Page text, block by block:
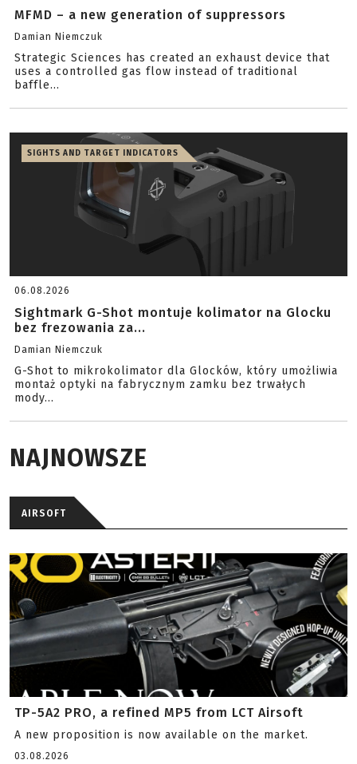
MFMD – a new generation of suppressors
Damian Niemczuk
Strategic Sciences has created an exhaust device that
uses a controlled gas flow instead of traditional
baffle...
SIGHTS AND TARGET INDICATORS
06.08.2026
Sightmark G-Shot montuje kolimator na Glocku
bez frezowania za...
Damian Niemczuk
G-Shot to mikrokolimator dla Glocków, który umożliwia
montaż optyki na fabrycznym zamku bez trwałych
mody...
NAJNOWSZE
AIRSOFT
TP-5A2 PRO, a refined MP5 from LCT Airsoft
A new proposition is now available on the market.
03.08.2026